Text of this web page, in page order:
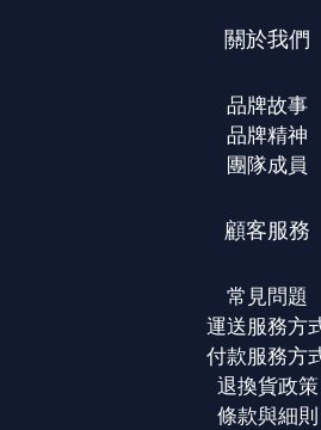
關於我們
品牌故事
品牌精神
團隊成員
顧客服務
常見問題
運送服務方
付款服務方
退換貨政策
條款與細則